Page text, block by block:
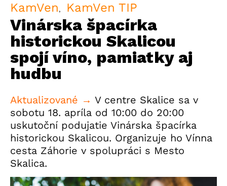
KamVen KamVen TIP
Vinárska špacírka
historickou Skalicou
spojí víno, pamiatky aj
hudbu
Aktualizované → V centre Skalice sa v
sobotu 18. apríla od 10:00 do 20:00
uskutoční podujatie Vinárska špacírka
historickou Skalicou. Organizuje ho Vínna
cesta Záhorie v spolupráci s Mesto
Skalica.